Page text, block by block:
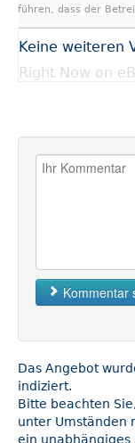
führen, dass der
Keine weiteren
Right Now on
Kommentar
Das Angebot
indiziert.
Bitte beachten
unter Umständen
ein unabhängiges